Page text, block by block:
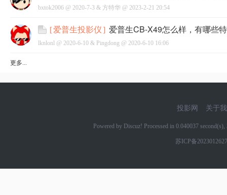
bxtok2006 @ 2020-7-3 & 方特华 @ 2023-2-21 20:54
[爱普生投影仪] 爱普生CB-X49怎么样，有哪些
lknlonl @ 2020-6-10 & Pingdong @ 2020-6-10 16:06
更多...
投影网 关于
Powered by Discuz! Processed in 0.040037
苏ICP备